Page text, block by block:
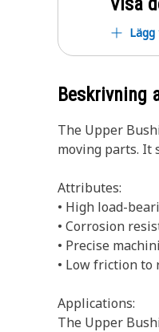
Beskrivning
The Upper
moving parts. It
Attributes:
• High load-
• Corrosion
• Precise
• Low friction to
Applications:
The Upper